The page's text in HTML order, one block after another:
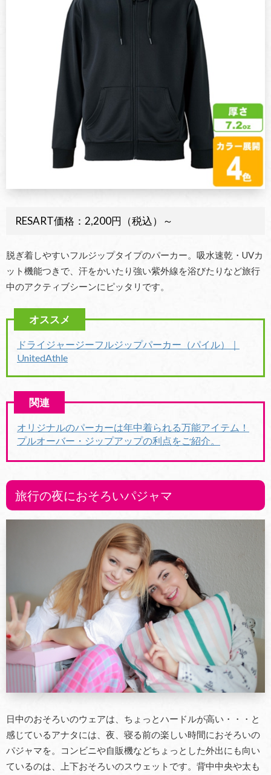
RESART価格：2,200円（税込）～
脱ぎ着しやすいフルジップタイプのパーカー。吸水速乾・UVカ
ット機能つきで、汗をかいたり強い紫外線を浴びたりなど旅行
中のアクティブシーンにピッタリです。
ドライジャージーフルジップパーカー（パイル）｜
UnitedAthle
オリジナルのパーカーは年中着られる万能アイテム！
プルオーバー・ジップアップの利点をご紹介。
旅行の夜におそろいパジャマ
日中のおそろいのウェアは、ちょっとハードルが高い・・・と
感じているアナタには、夜、寝る前の楽しい時間におそろいの
パジャマを。コンビニや自販機などちょっとした外出にも向い
ているのは、上下おそろいのスウェットです。背中中央や太も